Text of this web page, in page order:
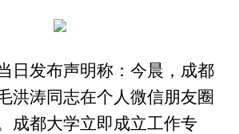
日发布声明称：今晨，成都
洪涛同志在个人微信朋友圈
成都大学立即成立工作专